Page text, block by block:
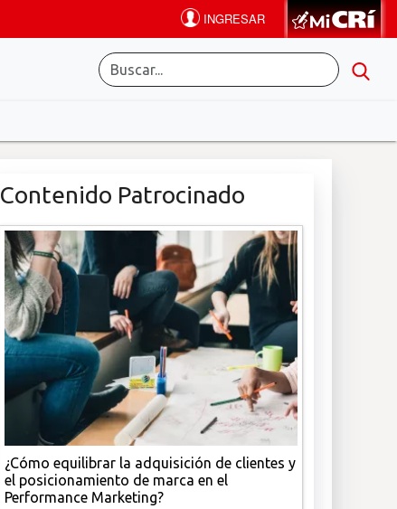
Contenido Patrocinado
¿Cómo equilibrar la adquisición de clientes y
el posicionamiento de marca en el
Performance Marketing?